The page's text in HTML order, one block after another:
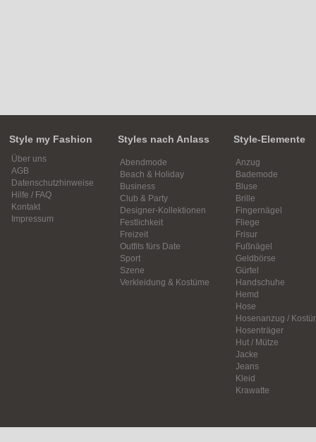
Style my Fashion
Über uns
AGB
Datenschutzhinweise
Hilfe / FAQ
Kontakt
Impressum
Styles nach Anlass
Abendmode
Beach & Holiday
Business
Club & Party
Designer-Kollektionen
Festlichkeit
Freizeit
Outfits fürs Date
Sport
Szene
Verkleidung & Kostüme
Style-Elemente
Anzug
Bademode
Bluse
Brille
Fingernägel
Fliege
Frisur
Fußnägel
Geldbörse
Gürtel
Handschuhe
Hemd
Hose
Hosenanzug /
Hosenträger
Hut / Mütze
Jacke
Jeans
Kleid
Krawatte